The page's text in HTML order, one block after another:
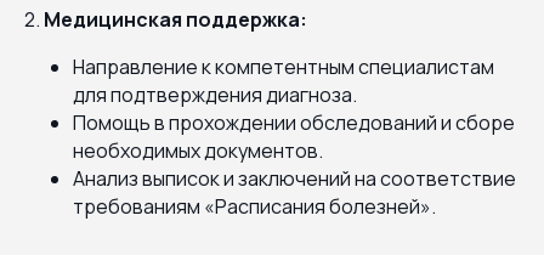
2. Медицинская поддержка:
Направление к компетентным специалистам
для подтверждения диагноза.
Помощь в прохождении обследований и сборе
необходимых документов.
Анализ выписок и заключений на соответствие
требованиям «Расписания болезней».